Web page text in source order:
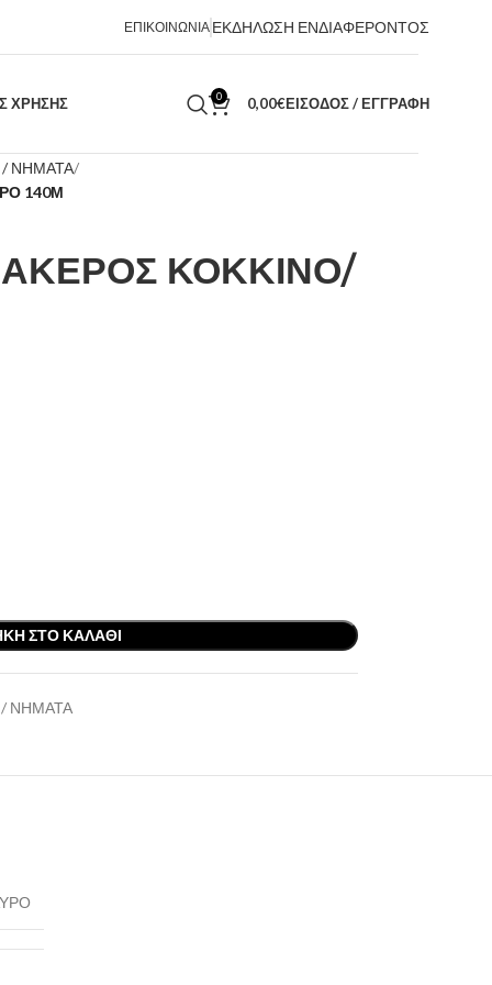
ΕΠΙΚΟΙΝΩΝΙΑ ΕΚΔΗΛΩΣΗ ΕΝΔΙΑΦΕΡΟΝΤΟΣ
ΧΡΗΣΗΣ 0 0,00€ΕΊΣΟΔΟΣ / ΕΓΓΡΑΦΉ
/ ΝΗΜΑΤΑ
140Μ
ΚΟΚΚΙΝΟ/
ΣΤΟ ΚΑΛΆΘΙ
ΝΗΜΑΤΑ